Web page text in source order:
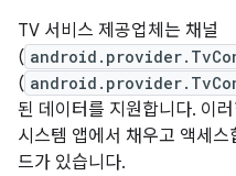
TV 서비스 제공업체는 채널
(
(
된 데이터를 지원합니다. 이
시스템 앱에서 채우고 액세
드가 있습니다.